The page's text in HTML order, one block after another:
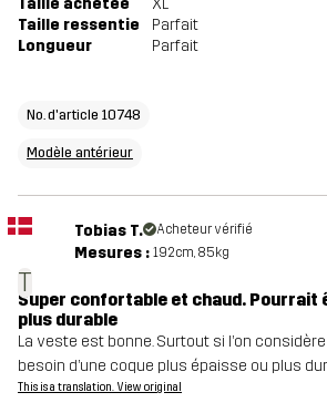
Taille ressentie
Parfait
Longueur
Parfait
No. d'article 10748
Modèle antérieur
T
Tobias T. Acheteur vérifié
Mesures : 192cm, 85kg
Super confortable et chaud. Pourrait
plus durable
La veste est bonne. Surtout si l’on considère
besoin d’une coque plus épaisse ou plus
This is a translation. View original